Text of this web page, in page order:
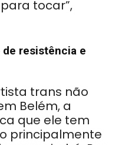
tocar”,
resistência e
trans não
Belém, a
que ele tem
principalmente